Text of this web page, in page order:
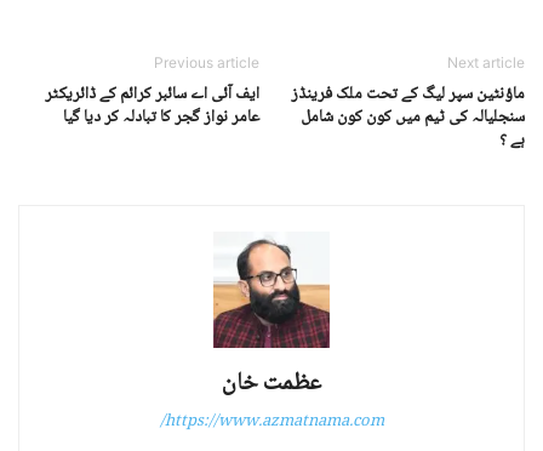
Previous article
ایف آئی اے سائبر کرائم کے ڈائریکٹر
عامر نواز گجر کا تبادلہ کر دیا گیا
Next article
ماؤنٹین سپر لیگ کے تحت ملک فرینڈز
سنجلیالہ کی ٹیم میں کون کون شامل
ہے ؟
عظمت خان
https://www.azmatnama.com/